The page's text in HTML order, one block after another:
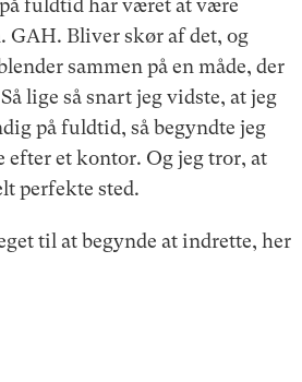
fuldtid har været at være
GAH. Bliver skør af det, og
sammen på en måde, der
lige så snart jeg vidste, at jeg
på fuldtid, så begyndte jeg
efter et kontor. Og jeg tror, at
perfekte sted.
til at begynde at indrette, her